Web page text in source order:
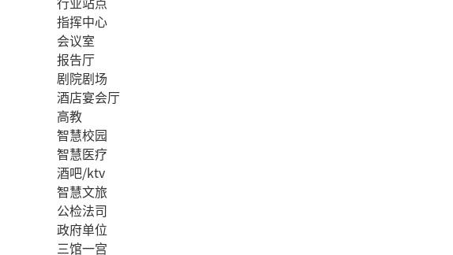
指挥中心
会议室
报告厅
剧院剧场
酒店宴会厅
高教
智慧校园
智慧医疗
酒吧/ktv
智慧文旅
公检法司
政府单位
三馆一宫